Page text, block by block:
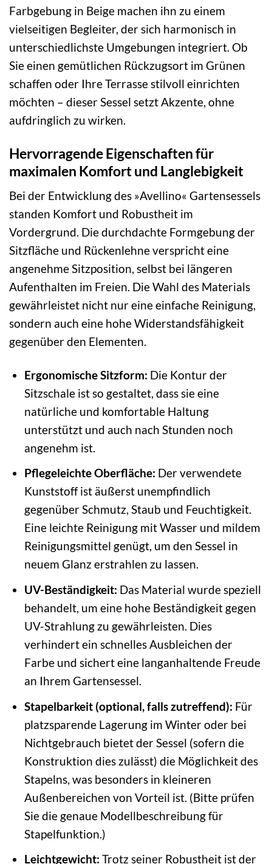
Farbgebung in Beige machen ihn zu einem
vielseitigen Begleiter, der sich harmonisch in
unterschiedlichste Umgebungen integriert. Ob
Sie einen gemütlichen Rückzugsort im Grünen
schaffen oder Ihre Terrasse stilvoll einrichten
möchten – dieser Sessel setzt Akzente, ohne
aufdringlich zu wirken.
Hervorragende Eigenschaften für
maximalen Komfort und Langlebigkeit
Bei der Entwicklung des »Avellino« Gartensessels
standen Komfort und Robustheit im
Vordergrund. Die durchdachte Formgebung der
Sitzfläche und Rückenlehne verspricht eine
angenehme Sitzposition, selbst bei längeren
Aufenthalten im Freien. Die Wahl des Materials
gewährleistet nicht nur eine einfache Reinigung,
sondern auch eine hohe Widerstandsfähigkeit
gegenüber den Elementen.
Ergonomische Sitzform: Die Kontur der
Sitzschale ist so gestaltet, dass sie eine
natürliche und komfortable Haltung
unterstützt und auch nach Stunden noch
angenehm ist.
Pflegeleichte Oberfläche: Der verwendete
Kunststoff ist äußerst unempfindlich
gegenüber Schmutz, Staub und Feuchtigkeit.
Eine leichte Reinigung mit Wasser und mildem
Reinigungsmittel genügt, um den Sessel in
neuem Glanz erstrahlen zu lassen.
UV-Beständigkeit: Das Material wurde speziell
behandelt, um eine hohe Beständigkeit gegen
UV-Strahlung zu gewährleisten. Dies
verhindert ein schnelles Ausbleichen der
Farbe und sichert eine langanhaltende Freude
an Ihrem Gartensessel.
Stapelbarkeit (optional, falls zutreffend): Für
platzsparende Lagerung im Winter oder bei
Nichtgebrauch bietet der Sessel (sofern die
Konstruktion dies zulässt) die Möglichkeit des
Stapelns, was besonders in kleineren
Außenbereichen von Vorteil ist. (Bitte prüfen
Sie die genaue Modellbeschreibung für
Stapelfunktion.)
Leichtgewicht: Trotz seiner Robustheit ist der